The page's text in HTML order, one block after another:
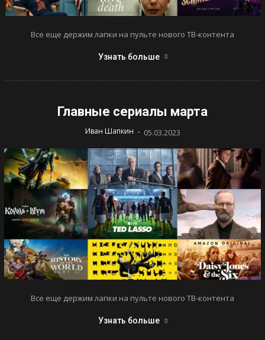
Все еще держим лапки на пульте нового ТВ-контента
Узнать больше
Главные сериалы марта
Иван Шапкин - 05.03.2023
Все еще держим лапки на пульте нового ТВ-контента
Узнать больше